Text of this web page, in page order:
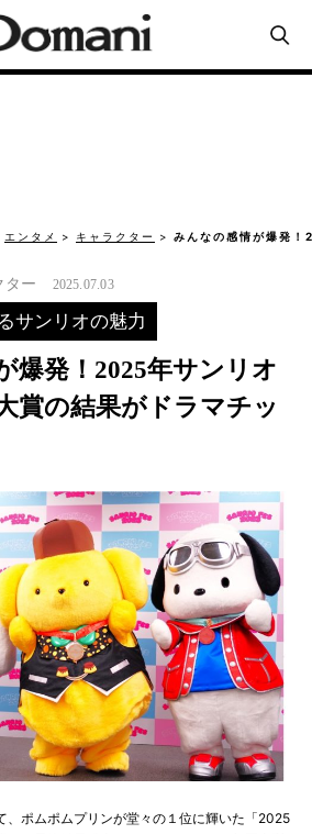
エンタメ キャラクター みんなの感情が爆発
ター 2025.07.03
サンリオの魅力
爆発！2025年サンリオ
賞の結果がドラマチッ
、ポムポムプリンが堂々の１位に輝いた「2025